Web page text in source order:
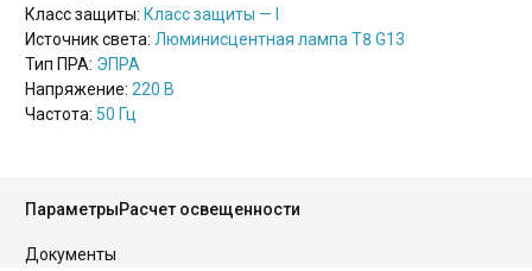
Класс защиты: Класс защиты — I
Источник света: Люминисцентная лампа Т8 G13
Тип ПРА: ЭПРА
Напряжение: 220 В
Частота: 50 Гц
ПараметрыРасчет освещенности
Документы